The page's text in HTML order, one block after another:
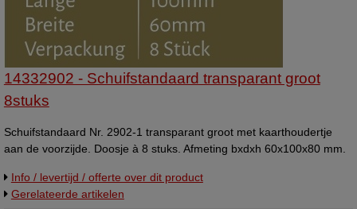
14332902 - Schuifstandaard transparant groot
8stuks
Schuifstandaard Nr. 2902-1 transparant groot met kaarthoudertje
aan de voorzijde. Doosje à 8 stuks. Afmeting bxdxh 60x100x80 mm.
Info / levertijd / offerte over dit product
Gerelateerde artikelen